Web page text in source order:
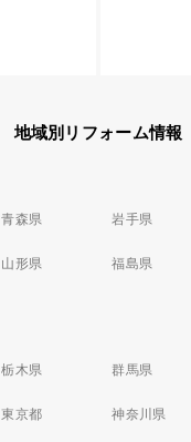
地域別リフォーム情報
青森県 岩手県
山形県 福島県
栃木県 群馬県
東京都 神奈川県